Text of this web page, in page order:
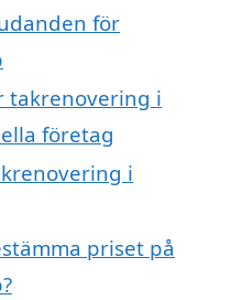
för
takrenovering i
företag
i
priset på